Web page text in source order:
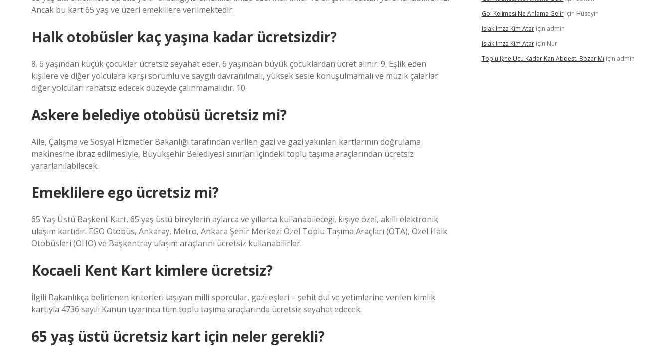
Ancak bu kart 65 yaş ve üzeri emeklilere verilmektedir.
Halk otobüsler kaç yaşına kadar ücretsizdir?
8. 6 yaşından küçük çocuklar ücretsiz seyahat eder. 6 yaşından büyük çocuklardan ücret alınır. 9. Eşlik eden
kişilere ve diğer yolculara karşı sorumlu ve saygılı davranılmalı, yüksek sesle konuşulmamalı ve müzik çalarlar
diğer yolcuları rahatsız edecek düzeyde çalınmamalıdır. 10.
Askere belediye otobüsü ücretsiz mi?
Aile, Çalışma ve Sosyal Hizmetler Bakanlığı tarafından verilen gazi ve gazi yakınları kartlarının doğrulama
makinesine ibraz edilmesiyle, Büyükşehir Belediyesi sınırları içindeki toplu taşıma araçlarından ücretsiz
yararlanılabilecek.
Emeklilere ego ücretsiz mi?
65 Yaş Üstü Başkent Kart, 65 yaş üstü bireylerin aylarca ve yıllarca kullanabileceği, kişiye özel, akıllı elektronik
ulaşım kartıdır. EGO Otobüs, Ankaray, Metro, Ankara Şehir Merkezi Özel Toplu Taşıma Araçları (ÖTA), Özel Halk
Otobüsleri (ÖHO) ve Başkentray ulaşım araçlarını ücretsiz kullanabilirler.
Kocaeli Kent Kart kimlere ücretsiz?
İlgili Bakanlıkça belirlenen kriterleri taşıyan milli sporcular, gazi eşleri – şehit dul ve yetimlerine verilen kimlik
kartıyla 4736 sayılı Kanun uyarınca tüm toplu taşıma araçlarında ücretsiz seyahat edecek.
65 yaş üstü ücretsiz kart için neler gerekli?
Gol Kelimesi Ne Anlama Geliriçin Hüseyin
Islak Imza Kim Atariçin admin
Islak Imza Kim Atariçin Nur
Toplu Iğne Ucu Kadar Kan Abdesti Bozar Mı için admin